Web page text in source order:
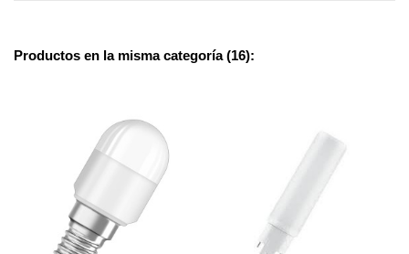
Productos en la misma categoría (16):